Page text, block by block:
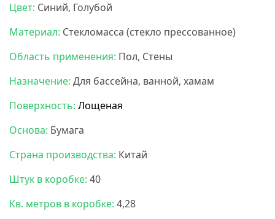
Цвет: Синий, Голубой
Материал: Стекломасса (стекло прессованное)
Область применения: Пол, Стены
Назначение: Для бассейна, ванной, хамам
Поверхность: Лощеная
Основа: Бумага
Страна производства: Китай
Штук в коробке: 40
Кв. метров в коробке: 4,28